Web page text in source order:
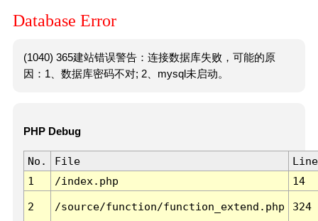
Database Error
(1040) 365建站错误警告：连接数据库失败，可能的原
因：1、数据库密码不对; 2、mysql未启动。
PHP Debug
No. File
Line
1
/index.php 14
2 /source/function/function_extend.php 324